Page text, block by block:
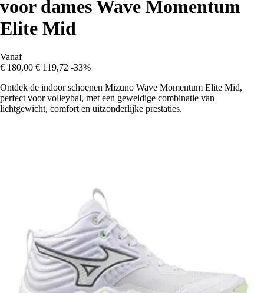
voor dames Wave Momentum
Elite Mid
Vanaf
€ 180,00 € 119,72 -33%
Ontdek de indoor schoenen Mizuno Wave Momentum Elite Mid,
perfect voor volleybal, met een geweldige combinatie van
lichtgewicht, comfort en uitzonderlijke prestaties.